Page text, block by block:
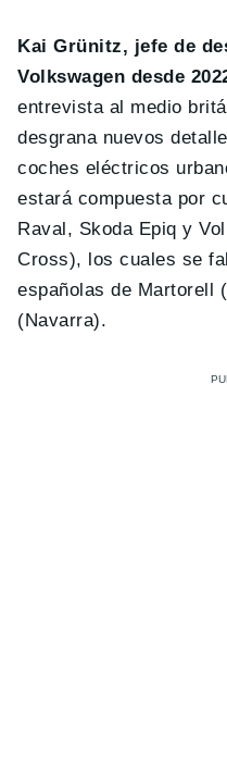
Kai Grünitz, jefe de
Volkswagen desde
entrevista al medio
desgrana nuevos
coches eléctricos
estará compuesta por
Raval, Skoda Epiq y
Cross), los cuales se
españolas de Martorell
(Navarra).